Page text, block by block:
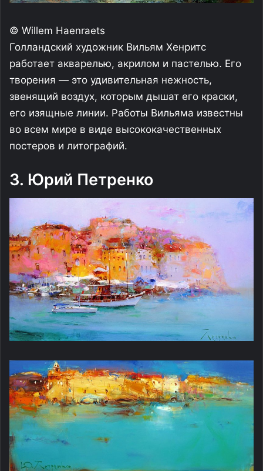
© Willem Haenraets
Голландский художник Вильям Хенритс
работает акварелью, акрилом и пастелью. Его
творения — это удивительная нежность,
звенящий воздух, которым дышат его краски,
его изящные линии. Работы Вильяма известны
во всем мире в виде высококачественных
постеров и литографий.
3. Юрий Петренко